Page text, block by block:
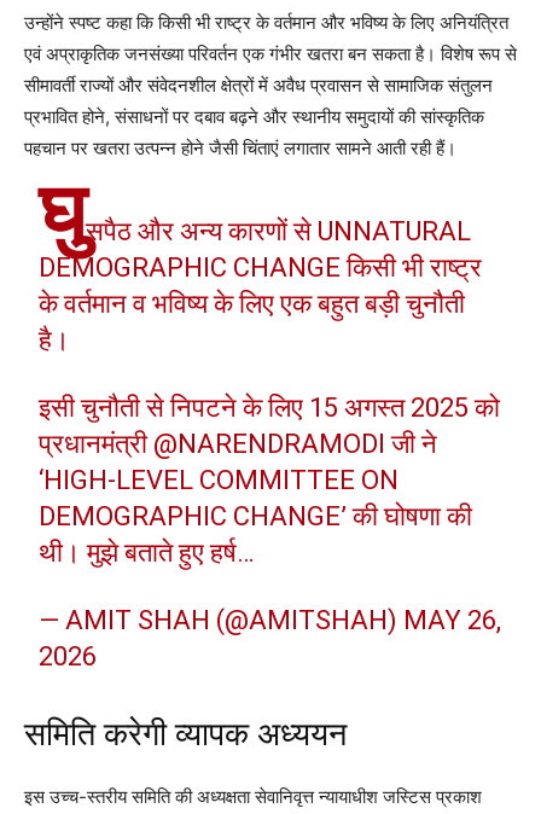
उन्होंने स्पष्ट कहा कि किसी भी राष्ट्र के वर्तमान और भविष्य के लिए अनियंत्रित
एवं अप्राकृतिक जनसंख्या परिवर्तन एक गंभीर खतरा बन सकता है। विशेष रूप से
सीमावर्ती राज्यों और संवेदनशील क्षेत्रों में अवैध प्रवासन से सामाजिक संतुलन
प्रभावित होने, संसाधनों पर दबाव बढ़ने और स्थानीय समुदायों की सांस्कृतिक
पहचान पर खतरा उत्पन्न होने जैसी चिंताएं लगातार सामने आती रही हैं।
घुसपैठ और अन्य कारणों से UNNATURAL
DEMOGRAPHIC CHANGE किसी भी राष्ट्र
के वर्तमान व भविष्य के लिए एक बहुत बड़ी चुनौती
है।
इसी चुनौती से निपटने के लिए 15 अगस्त 2025 को
प्रधानमंत्री @NARENDRAMODI जी ने
‘HIGH-LEVEL COMMITTEE ON
DEMOGRAPHIC CHANGE’ की घोषणा की
थी। मुझे बताते हुए हर्ष…
— AMIT SHAH (@AMITSHAH) MAY 26,
2026
समिति करेगी व्यापक अध्ययन
इस उच्च-स्तरीय समिति की अध्यक्षता सेवानिवृत्त न्यायाधीश जस्टिस प्रकाश